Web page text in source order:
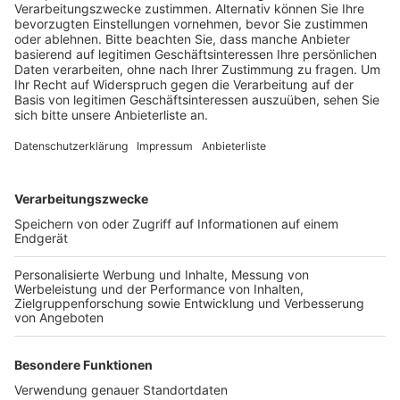
nach Angaben der Polizei dabei lebensgefährlich
verletzt worden.
Veröffentlicht:Freitag, 16.06.2023 08:12
Anzeige
Venloer Straße überquert haben und dabei von einem
stadtauswärts fahrenden VW einer 65-Jährigen
Kölnerin erfasst worden sein. Das Kölner VU-Team ist
zur Spurensicherung im Einsatz. Auf Grund von
Zeugenangaben prüfen die Ermittler, ob die Seniorin an
der Fußgängerampel bei "Rot" die Venloer Straße
betreten haben könnte. Die Venloer Straße ist aktuell